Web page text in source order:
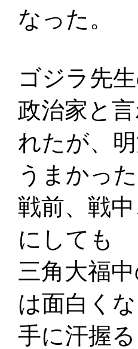
なった。
ゴジラ先
政治家と
れたが、
うまかった
戦前、戦
にしても
三角大福
は面白くな
手に汗握